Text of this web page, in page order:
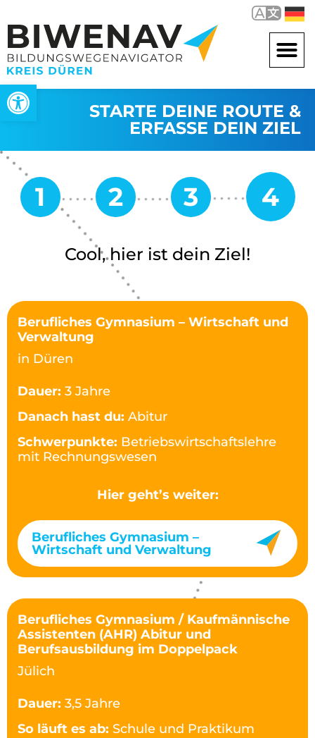
Werkzeugleiste öffnen
STARTE DEINE ROUTE &
ERFASSE DEIN ZIEL
Cool, hier ist dein Ziel!
Berufliches Gymnasium – Wirtschaft und
Verwaltung
in Düren
Dauer: 3 Jahre
Danach hast du: Abitur
Schwerpunkte: Betriebswirtschaftslehre
mit Rechnungswesen
Hier geht’s weiter:
Berufliches Gymnasium –
Wirtschaft und Verwaltung
Berufliches Gymnasium / Kaufmännische
Assistenten (AHR) Abitur und
Berufsausbildung im Doppelpack
Jülich
Dauer: 3,5 Jahre
So läuft es ab: Schule und Praktikum